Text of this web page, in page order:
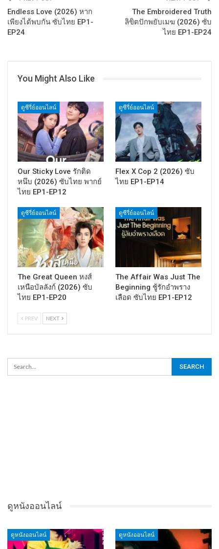
Endless Love (2026) หาก
เพียงได้พบกัน ซับไทย EP1-
EP24
The Embroidered Truth
ลิขิตปักพยับเมฆ (2026) ซับ
ไทย EP1-EP24
You Might Also Like
ดูซีรี่ย์ออนไลน์
Our Sticky Love รักติด
หนึบ (2026) ซับไทย พากย์
ไทย EP1-EP12
ดูซีรี่ย์ออนไลน์
Flex X Cop 2 (2026) ซับ
ไทย EP1-EP14
ดูซีรี่ย์ออนไลน์
The Great Queen หงส์
เหนือบัลลังก์ (2026) ซับ
ไทย EP1-EP20
ดูซีรี่ย์ออนไลน์
The Affair Was Just The
Beginning ชู้รักอำพราง
เลือด ซับไทย EP1-EP12
PREV NEXT
ดูหนังออนไลน์
ดูหนังออนไลน์ ดูหนังออนไลน์